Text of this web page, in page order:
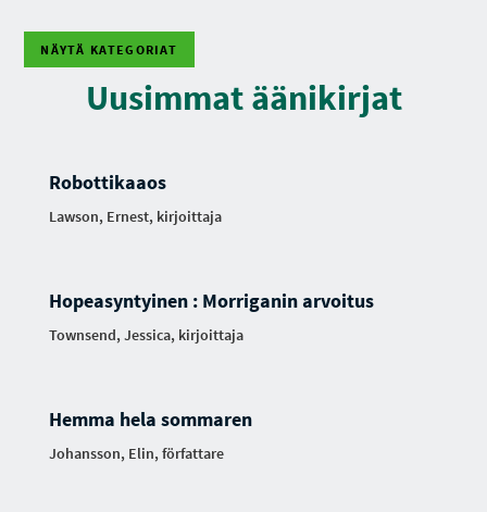
NÄYTÄ KATEGORIAT
Uusimmat äänikirjat
Robottikaaos
Lawson, Ernest, kirjoittaja
Hopeasyntyinen : Morriganin arvoitus
Townsend, Jessica, kirjoittaja
Hemma hela sommaren
Johansson, Elin, författare